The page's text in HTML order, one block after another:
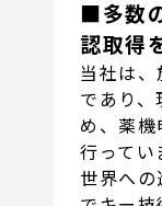
■多数
認取得
当社は
であり
め、薬
行ってい
世界へ